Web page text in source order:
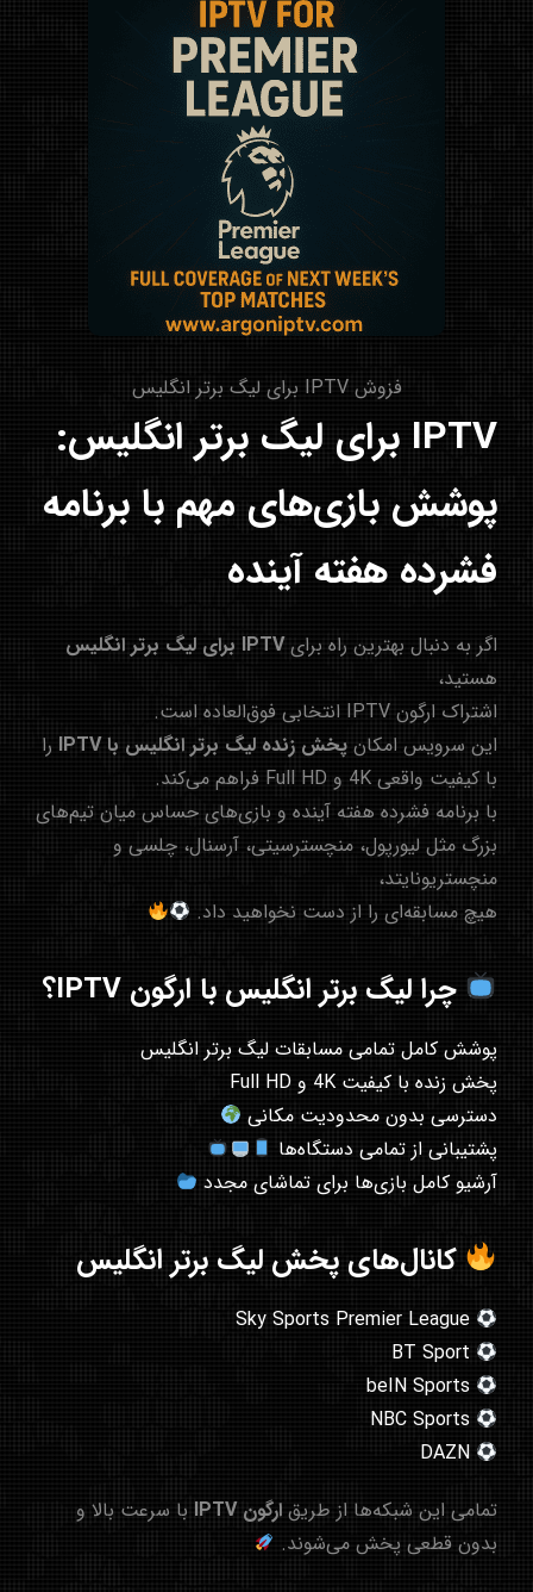
فزوش IPTV برای لیگ برتر انگلیس
IPTV برای لیگ برتر انگلیس:
پوشش بازی‌های مهم با برنامه
فشرده هفته آینده
اگر به دنبال بهترین راه برایIPTV برای لیگ برتر انگلیس
هستید،
اشتراک ارگون IPTV
انتخابی فوق‌العاده است.
این سرویس امکان پخش زنده لیگ برتر انگلیس با IPTV
را
با کیفیت واقعی 4K و Full HD فراهم می‌کند.
با برنامه فشرده هفته آینده و بازی‌های حساس میان تیم‌های
بزرگ مثل لیورپول، منچسترسیتی، آرسنال، چلسی و
منچستریونایتد،
هیچ مسابقه‌ای را از دست نخواهید داد.
چرا لیگ برتر انگلیس با ارگون IPTV؟
پوشش کامل تمامی مسابقات لیگ برتر انگلیس
پخش زنده با کیفیت 4K و Full HD
دسترسی بدون محدودیت مکانی
پشتیبانی از تمامی دستگاه‌ها
آرشیو کامل بازی‌ها برای تماشای مجدد
کانال‌های پخش لیگ برتر انگلیس
Sky Sports Premier League
beIN Sports
NBC Sports
DAZN
تمامی این شبکه‌ها از طریق ارگون IPTV
با سرعت بالا و
بدون قطعی پخش می‌شوند.